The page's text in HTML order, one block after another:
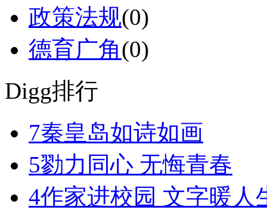
政策法规(0)
德育广角(0)
Digg排行
7秦皇岛如诗如画
5勠力同心 无悔青春
4作家进校园 文字暖人